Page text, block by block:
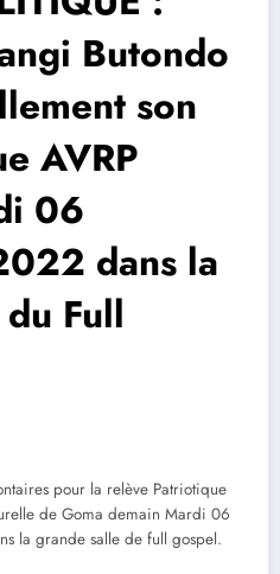
Butondo
son
AVRP
06
dans la
Full
pour la relève Patriotique
de Goma demain Mardi 06
la grande salle de full gospel.